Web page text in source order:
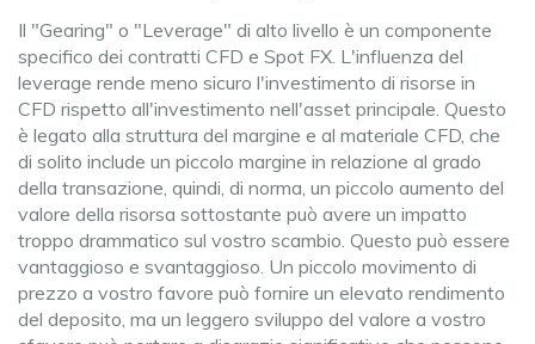
Il "Gearing" o "Leverage" di alto livello è un componente
specifico dei contratti CFD e Spot FX. L'influenza del
leverage rende meno sicuro l'investimento di risorse in
CFD rispetto all'investimento nell'asset principale. Questo
è legato alla struttura del margine e al materiale CFD, che
di solito include un piccolo margine in relazione al grado
della transazione, quindi, di norma, un piccolo aumento del
valore della risorsa sottostante può avere un impatto
troppo drammatico sul vostro scambio. Questo può essere
vantaggioso e svantaggioso. Un piccolo movimento di
prezzo a vostro favore può fornire un elevato rendimento
del deposito, ma un leggero sviluppo del valore a vostro